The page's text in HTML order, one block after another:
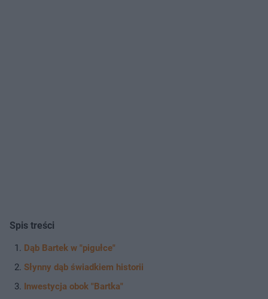
Spis treści
Dąb Bartek w "pigułce"
Słynny dąb świadkiem historii
Inwestycja obok "Bartka"